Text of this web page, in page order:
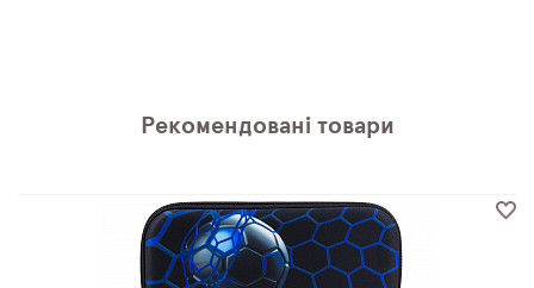
Рекомендовані товари